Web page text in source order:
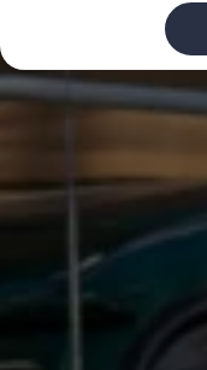
My
Particulares
My
Conectividad
Ventajas
Ventajas
VW Connect
Descarga